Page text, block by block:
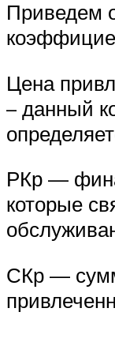
Приведем
Цена
– данный
РКр —
которые
СКр —